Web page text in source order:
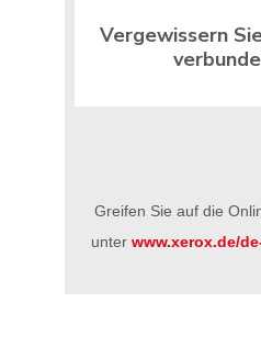
Vergewissern
Greifen Sie auf die
unter www.xerox.de/